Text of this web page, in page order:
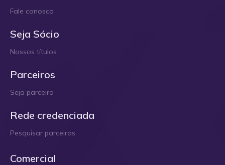
Fale conosco
Seja Sócio
Nossos títulos
Parceiros
Seja parceiro
Rede credenciada
Pesquisar parceiros
Comercial